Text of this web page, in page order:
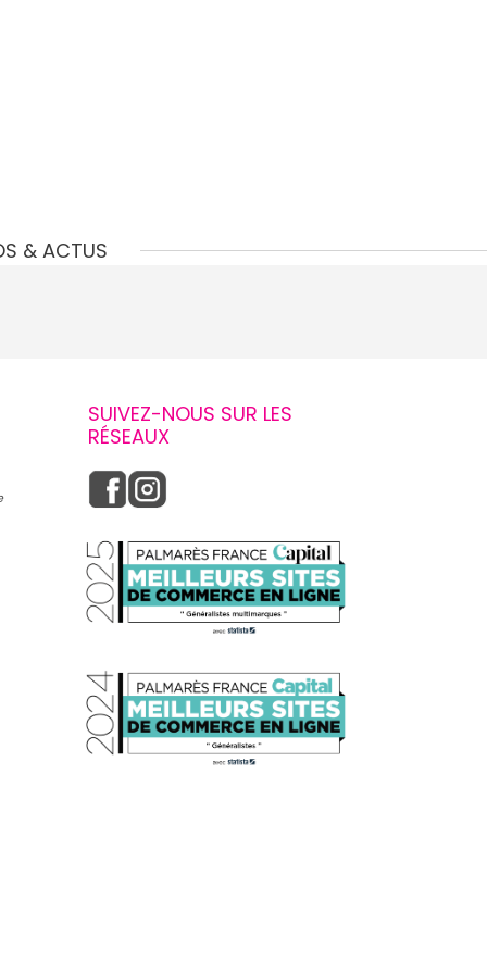
& ACTUS
SUIVEZ-NOUS SUR LES
RÉSEAUX